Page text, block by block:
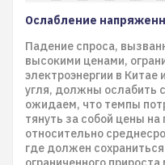
Ослабление
Падение спроса,
высокими ценами,
электроэнергии в
угля, должны ослабить
ожидаем, что темпы
тянуть за собой цены
относительно
где должен